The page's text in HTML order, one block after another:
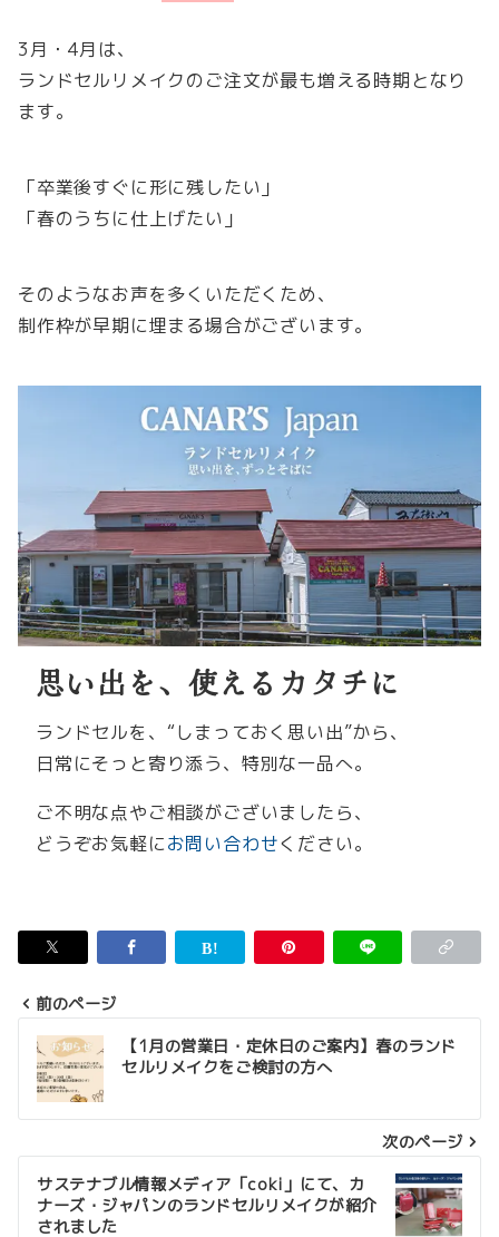
3月・4月は、
ランドセルリメイクのご注文が最も増える時期となり
ます。
「卒業後すぐに形に残したい」
「春のうちに仕上げたい」
そのようなお声を多くいただくため、
制作枠が早期に埋まる場合がございます。
思い出を、使えるカタチに
ランドセルを、“しまっておく思い出”から、
日常にそっと寄り添う、特別な一品へ。
ご不明な点やご相談がございましたら、
どうぞお気軽にお問い合わせください。
投
稿
ナ
ビ
ゲ
ー
前のページ
【1月の営業日・定休日のご案内】春のランド
セルリメイクをご検討の方へ
次のページ
サステナブル情報メディア「coki」にて、カ
ナーズ・ジャパンのランドセルリメイクが紹介
されました